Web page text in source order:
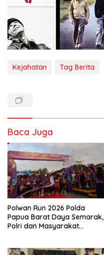
Kejahatan Tag Berita
Baca Juga
Polwan Run 2026 Polda
Papua Barat Daya Semarak,
Polri dan Masyarakat